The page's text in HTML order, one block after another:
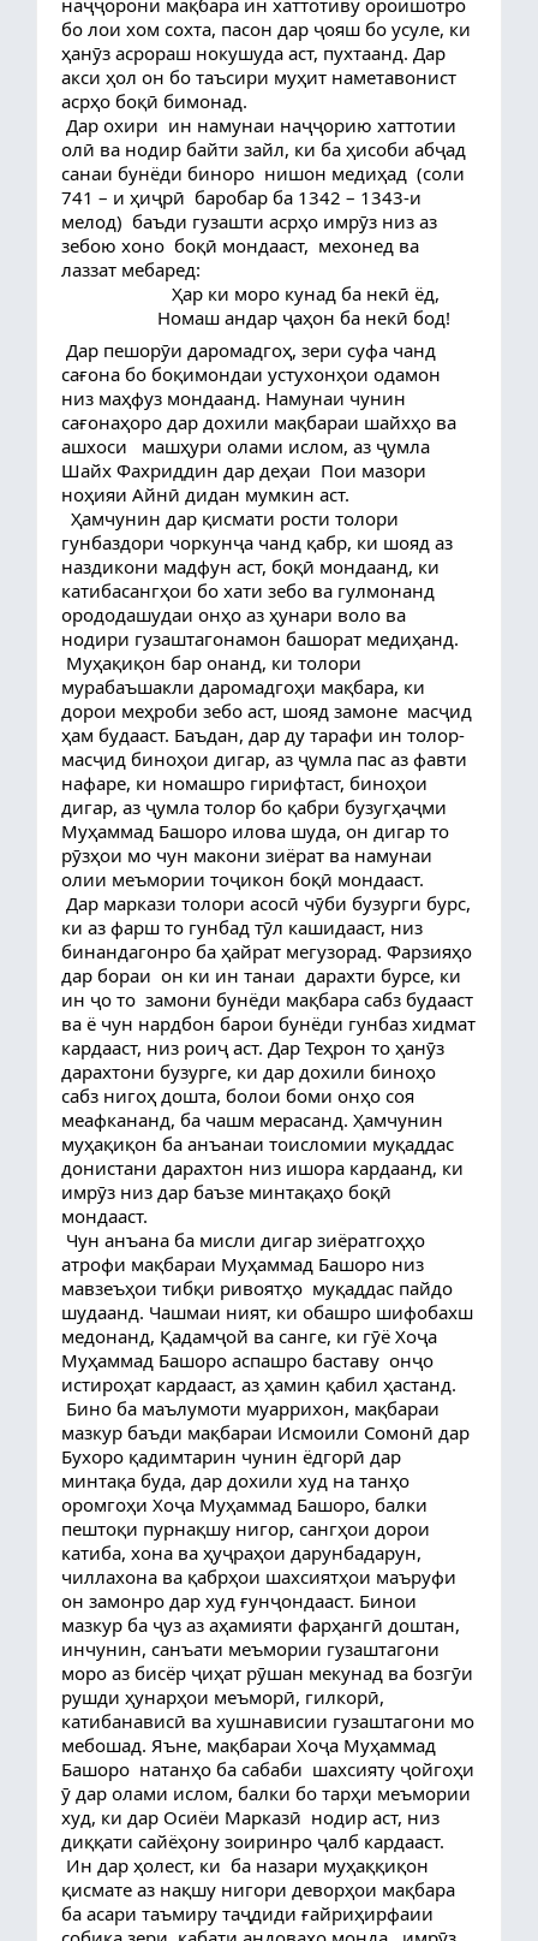
бо лои хом сохта, пасон дар ҷояш бо усуле, ки
ҳанӯз асрораш нокушуда аст, пухтаанд. Дар
акси ҳол он бо таъсири муҳит наметавонист
асрҳо боқӣ бимонад.
олӣ ва нодир байти зайл, ки ба ҳисоби абҷад
санаи бунёди биноро  нишон медиҳад  (соли
741 – и ҳиҷрӣ  баробар ба 1342 – 1343-и
мелод)  баъди гузашти асрҳо имрӯз низ аз
зебою хоно  боқӣ мондааст,  мехонед ва
лаззат мебаред:
                       Ҳар ки моро кунад ба некӣ ёд,
                    Номаш андар ҷаҳон ба некӣ бод!
сағона бо боқимондаи устухонҳои одамон
низ маҳфуз мондаанд. Намунаи чунин
сағонаҳоро дар дохили мақбараи шайхҳо ва
ашхоси   машҳури олами ислом, аз ҷумла
Шайх Фахриддин дар деҳаи  Пои мазори
ноҳияи Айнӣ дидан мумкин аст.
гунбаздори чоркунҷа чанд қабр, ки шояд аз
наздикони мадфун аст, боқӣ мондаанд, ки
катибасангҳои бо хати зебо ва гулмонанд
орододашудаи онҳо аз ҳунари воло ва
нодири гузаштагонамон башорат медиҳанд.
мурабаъшакли даромадгоҳи мақбара, ки
дорои меҳроби зебо аст, шояд замоне  масҷид
ҳам будааст. Баъдан, дар ду тарафи ин толор-
масҷид биноҳои дигар, аз ҷумла пас аз фавти
нафаре, ки номашро гирифтаст, биноҳои
дигар, аз ҷумла толор бо қабри бузугҳаҷми
Муҳаммад Башоро илова шуда, он дигар то
рӯзҳои мо чун макони зиёрат ва намунаи
олии меъмории тоҷикон боқӣ мондааст.
ки аз фарш то гунбад тӯл кашидааст, низ
бинандагонро ба ҳайрат мегузорад. Фарзияҳо
дар бораи  он ки ин танаи  дарахти бурсе, ки
ин ҷо то  замони бунёди мақбара сабз будааст
ва ё чун нардбон барои бунёди гунбаз хидмат
кардааст, низ роиҷ аст. Дар Теҳрон то ҳанӯз
дарахтони бузурге, ки дар дохили биноҳо
сабз нигоҳ дошта, болои боми онҳо соя
меафкананд, ба чашм мерасанд. Ҳамчунин
муҳақиқон ба анъанаи тоисломии муқаддас
донистани дарахтон низ ишора кардаанд, ки
имрӯз низ дар баъзе минтақаҳо боқӣ
мондааст.
атрофи мақбараи Муҳаммад Башоро низ
мавзеъҳои тибқи ривоятҳо  муқаддас пайдо
шудаанд. Чашмаи ният, ки обашро шифобахш
медонанд, Қадамҷой ва санге, ки гӯё Хоҷа
Муҳаммад Башоро аспашро баставу  онҷо
истироҳат кардааст, аз ҳамин қабил ҳастанд.
мазкур баъди мақбараи Исмоили Сомонӣ дар
Бухоро қадимтарин чунин ёдгорӣ дар
минтақа буда, дар дохили худ на танҳо
оромгоҳи Хоҷа Муҳаммад Башоро, балки
пештоқи пурнақшу нигор, сангҳои дорои
катиба, хона ва ҳуҷраҳои дарунбадарун,
чиллахона ва қабрҳои шахсиятҳои маъруфи
он замонро дар худ ғунҷондааст. Бинои
мазкур ба ҷуз аз аҳамияти фарҳангӣ доштан,
инчунин, санъати меъмории гузаштагони
моро аз бисёр ҷиҳат рӯшан мекунад ва бозгӯи
рушди ҳунарҳои меъморӣ, гилкорӣ,
катибанависӣ ва хушнависии гузаштагони мо
мебошад. Яъне, мақбараи Хоҷа Муҳаммад
Башоро  натанҳо ба сабаби  шахсияту ҷойгоҳи
ӯ дар олами ислом, балки бо тарҳи меъмории
худ, ки дар Осиёи Марказӣ  нодир аст, низ
диққати сайёҳону зоиринро ҷалб кардааст.
қисмате аз нақшу нигори деворҳои мақбара
ба асари таъмиру таҷдиди ғайриҳирфаии